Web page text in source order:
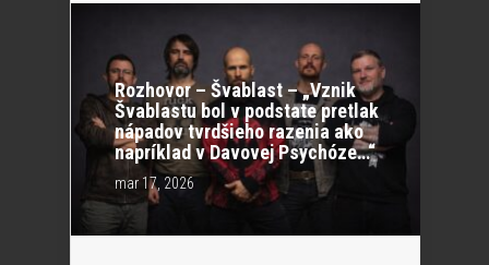
Rozhovor – Švablast – „Vznik
Švablastu bol v podstate pretlak
nápadov tvrdšieho razenia ako
napríklad v Davovej Psychóze…“
mar 17, 2026